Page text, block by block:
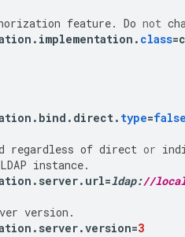
feature. Do not
. implementation . class=
. bind . direct. type=false
regardless of direct or
LDAP instance.
. server. url=ldap://
version .
. server.version=3